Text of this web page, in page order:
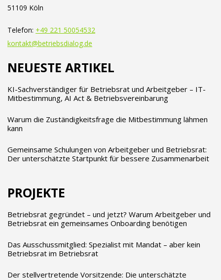
51109 Köln
Telefon: +49 221 50054532
kontakt@betriebsdialog.de
NEUESTE ARTIKEL
KI-Sachverständiger für Betriebsrat und Arbeitgeber – IT-
Mitbestimmung, AI Act & Betriebsvereinbarung
Warum die Zuständigkeitsfrage die Mitbestimmung lähmen
kann
Gemeinsame Schulungen von Arbeitgeber und Betriebsrat:
Der unterschätzte Startpunkt für bessere Zusammenarbeit
PROJEKTE
Betriebsrat gegründet – und jetzt? Warum Arbeitgeber und
Betriebsrat ein gemeinsames Onboarding benötigen
Das Ausschussmitglied: Spezialist mit Mandat – aber kein
Betriebsrat im Betriebsrat
Der stellvertretende Vorsitzende: Die unterschätzte